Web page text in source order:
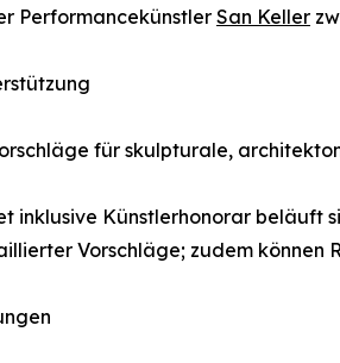
Performancekünstler San Keller
für skulpturale,
inklusive Künstlerhonorar beläuft
Vorschläge; zudem können